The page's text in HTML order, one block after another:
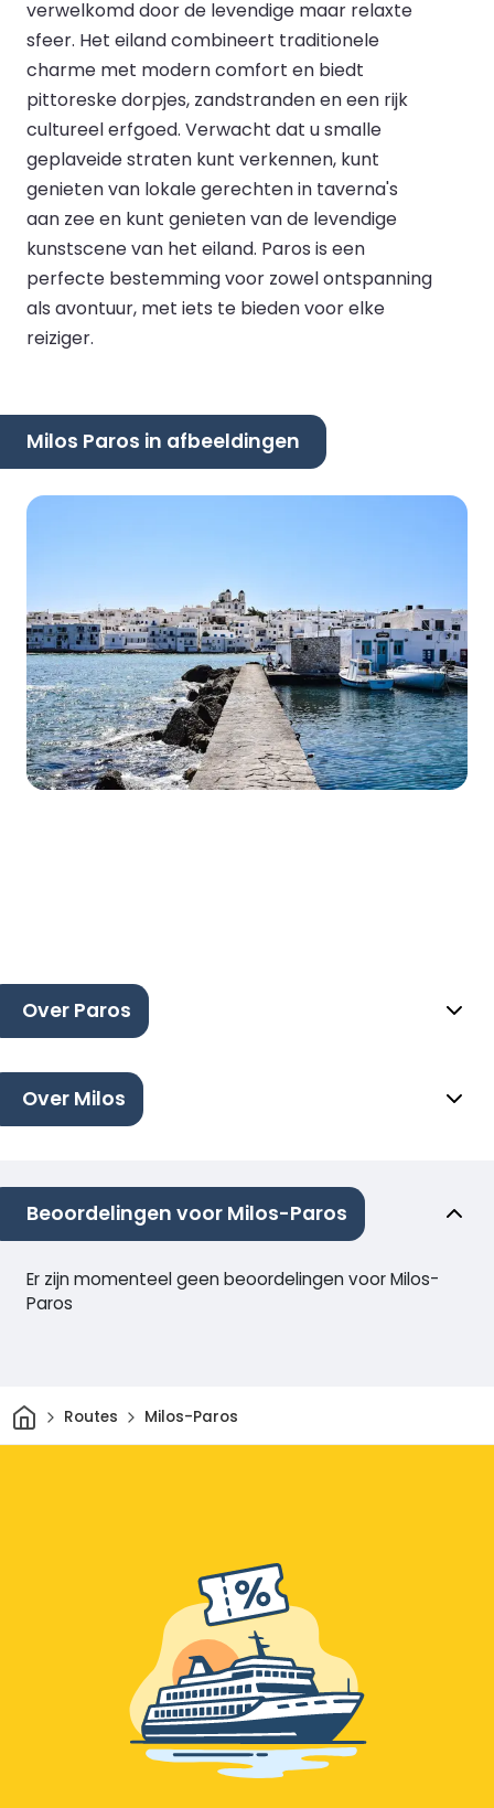
verwelkomd door de levendige maar relaxte
sfeer. Het eiland combineert traditionele
charme met modern comfort en biedt
pittoreske dorpjes, zandstranden en een rijk
cultureel erfgoed. Verwacht dat u smalle
geplaveide straten kunt verkennen, kunt
genieten van lokale gerechten in taverna's
aan zee en kunt genieten van de levendige
kunstscene van het eiland. Paros is een
perfecte bestemming voor zowel ontspanning
als avontuur, met iets te bieden voor elke
reiziger.
Milos Paros in afbeeldingen
Over Paros
Over Milos
Beoordelingen voor Milos-Paros
Er zijn momenteel geen beoordelingen voor Milos-
Paros
ThuisRoutes Milos-Paros